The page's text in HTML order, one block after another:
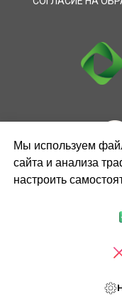
Мы используем
сайта и анализа
настроить